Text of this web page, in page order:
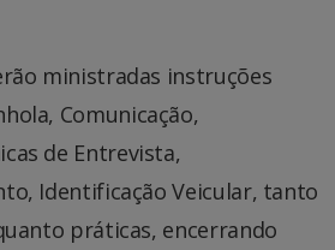
ministradas instruções
Comunicação,
de Entrevista,
Identificação Veicular, tanto
práticas, encerrando